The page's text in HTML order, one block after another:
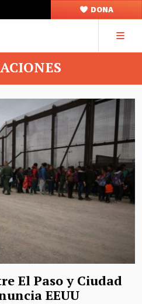
DONA
El Paso y Ciudad
EEUU